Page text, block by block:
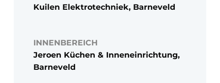
Kuilen Elektrotechniek, Barneveld
INNENBEREICH
Jeroen Küchen & Inneneinrichtung,
Barneveld